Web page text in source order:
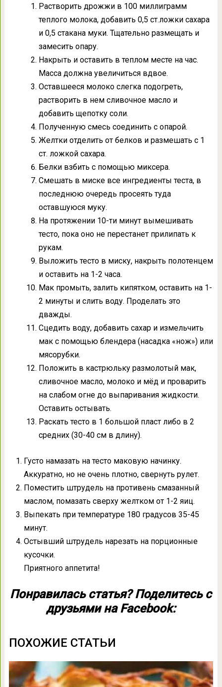
Растворить дрожжи в 100 миллиграмм
теплого молока, добавить 0,5 ст.ложки сахара
и 0,5 стакана муки. Тщательно размещать и
замесить опару.
Накрыть и оставить в теплом месте на час.
Масса должна увеличиться вдвое.
Оставшееся молоко слегка подогреть,
растворить в нем сливочное масло и
добавить щепотку соли.
Полученную смесь соединить с опарой.
Желтки отделить от белков и размешать с 1
ст. ложкой сахара.
Белки взбить с помощью миксера.
Смешать в миске все ингредиенты теста, в
последнюю очередь просеять туда
оставшуюся муку.
На протяжении 10-ти минут вымешивать
тесто, пока оно не перестанет прилипать к
рукам.
Выложить тесто в миску, накрыть полотенцем
и оставить на 1-2 часа.
Мак промыть, залить кипятком, оставить на 1-
2 минуты и слить воду. Проделать это
дважды.
Сцедить воду, добавить сахар и измельчить
мак с помощью блендера (насадка «нож») или
мясорубки.
Положить в кастрюльку размолотый мак,
сливочное масло, молоко и мёд и проварить
на слабом огне до выпаривания жидкости.
Оставить остывать.
Раскать тесто в 1 большой пласт либо в 2
средних (30-40 см в длину).
Густо намазать на тесто маковую начинку.
Аккуратно, но не очень плотно, свернуть рулет.
Поместить штрудель на противень смазанный
маслом, помазать сверху желтком от 1-2 яиц.
Выпекать при температуре 180 градусов 35-45
минут.
Остывший штрудель нарезать на порционные
кусочки.
Приятного аппетита!
Понравилась статья? Поделитесь с
друзьями на Facebook:
ПОХОЖИЕ СТАТЬИ